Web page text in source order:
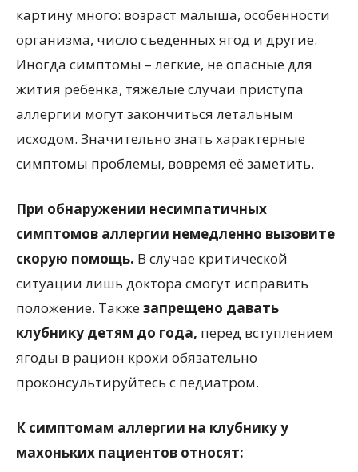
картину много: возраст малыша, особенности
организма, число съеденных ягод и другие.
Иногда симптомы – легкие, не опасные для
жития ребёнка, тяжёлые случаи приступа
аллергии могут закончиться летальным
исходом. Значительно знать характерные
симптомы проблемы, вовремя её заметить.
При обнаружении несимпатичных
симптомов аллергии немедленно вызовите
скорую помощь. В случае критической
ситуации лишь доктора смогут исправить
положение. Такжезапрещено давать
клубнику детям до года, перед вступлением
ягоды в рацион крохи обязательно
проконсультируйтесь с педиатром.
К симптомам аллергии на клубнику у
махоньких пациентов относят: